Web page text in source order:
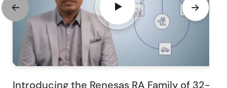
Introducing the Renesas RA Family of 32-